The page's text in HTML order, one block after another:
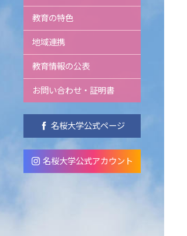
教育の特色
地域連携
教育情報の公表
お問い合わせ・証明書
名桜大学公式ページ
名桜大学公式アカウント